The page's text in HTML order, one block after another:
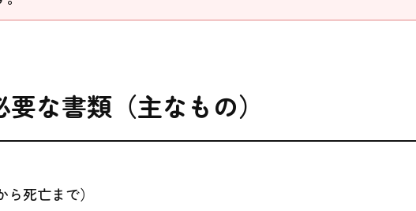
な書類（主なもの）
死亡まで）